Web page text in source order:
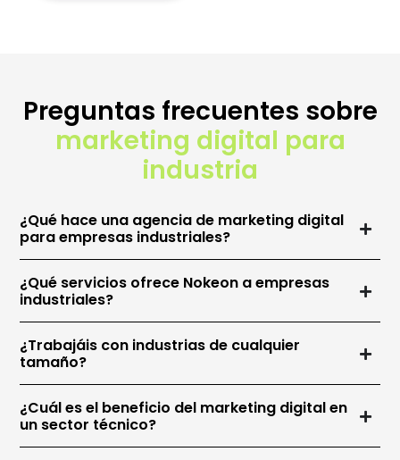
Preguntas frecuentes sobre
marketing digital para
industria
¿Qué hace una agencia de marketing digital
para empresas industriales?
¿Qué servicios ofrece Nokeon a empresas
industriales?
¿Trabajáis con industrias de cualquier
tamaño?
¿Cuál es el beneficio del marketing digital en
un sector técnico?